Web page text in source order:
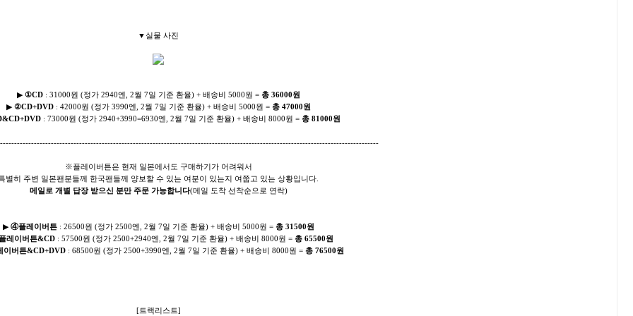
▼실물 사진
▶ ①CD: 31000원 (정가 2940엔, 2월 7일 기준 환율) + 배송비 5000원 = 총 36000원
▶ ②CD+DVD: 42000원 (정가 3990엔, 2월 7일 기준 환율) + 배송비 5000원 = 총 47000원
: 73000원 (정가 2940+3990=6930엔, 2월 7일 기준 환율) + 배송비 8000원 = 총 81000원
※플레이버튼은 현재 일본에서도 구매하기가 어려워서
별히 주변 일본팬분들께 한국팬들께 양보할 수 있는 여분이 있는지 여쭙고 있는 상황입니다.
메일로 개별 답장 받으신 분만 주문 가능합니다(메일 도착 선착순으로 연락)
▶ ④플레이버튼: 26500원 (정가 2500엔, 2월 7일 기준 환율) + 배송비 5000원 = 총 31500원
레이버튼&CD : 57500원 (정가 2500+2940엔, 2월 7일 기준 환율) + 배송비 8000원 = 총 65500원
버튼&CD+DVD : 68500원 (정가 2500+3990엔, 2월 7일 기준 환율) + 배송비 8000원 = 총 76500원
[트랙리스트]